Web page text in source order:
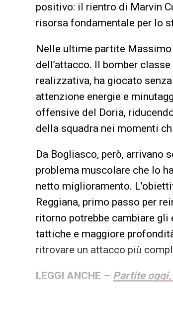
positivo: il rientro di Marvin
risorsa fondamentale per lo
Nelle ultime partite Massimo
dell’attacco. Il bomber
realizzativa, ha giocato
attenzione energie e
offensive del Doria,
della squadra nei momenti
Da Bogliasco, però, arrivano
problema muscolare che lo
netto miglioramento.
Reggiana, primo passo per
ritorno potrebbe cambiare
tattiche e maggiore
ritrovare un attacco più
LEGGI ANCHE – Partite
LA PLAYLIST DELLE